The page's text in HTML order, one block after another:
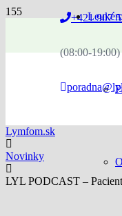
+421 907
(08:00-19:00)
Lymfom.sk
Novinky
LYL PODCAST –